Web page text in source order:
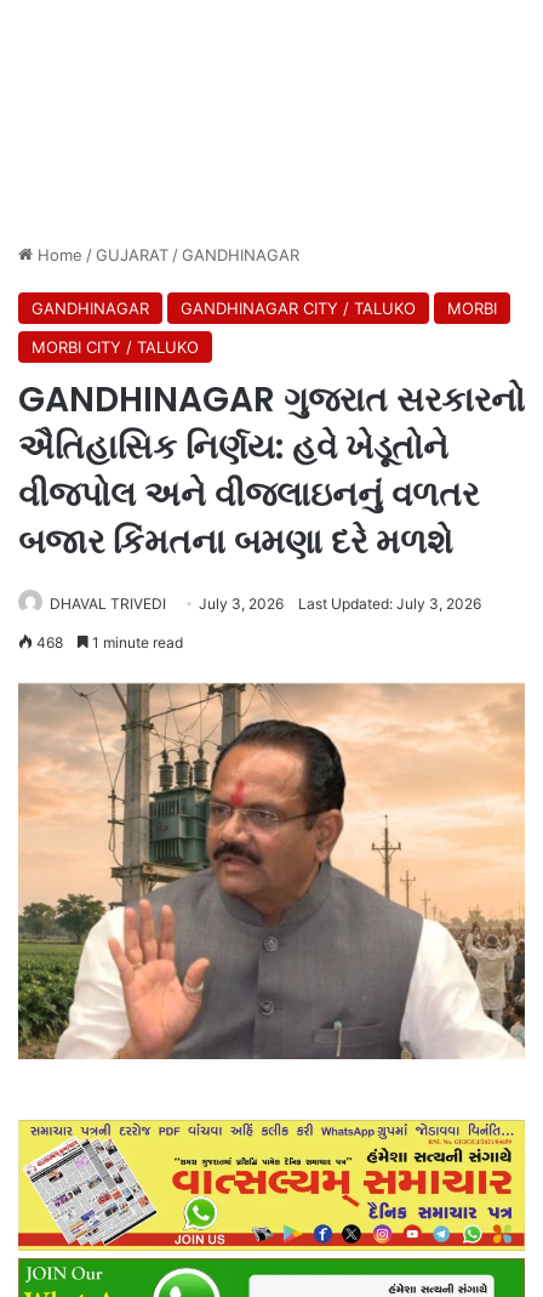
Home /GUJARAT /GANDHINAGAR
GANDHINAGAR GANDHINAGAR CITY / TALUKO
MORBI
MORBI CITY / TALUKO
GANDHINAGAR ગુજરાત સરકારનો
ઐતિહાસિક નિર્ણય: હવે ખેડૂતોને
વીજપોલ અને વીજલાઇનનું વળતર
બજાર કિંમતના બમણા દરે મળશે
DHAVAL TRIVEDI July 3, 2026 Last Updated: July 3, 2026
468 1 minute read